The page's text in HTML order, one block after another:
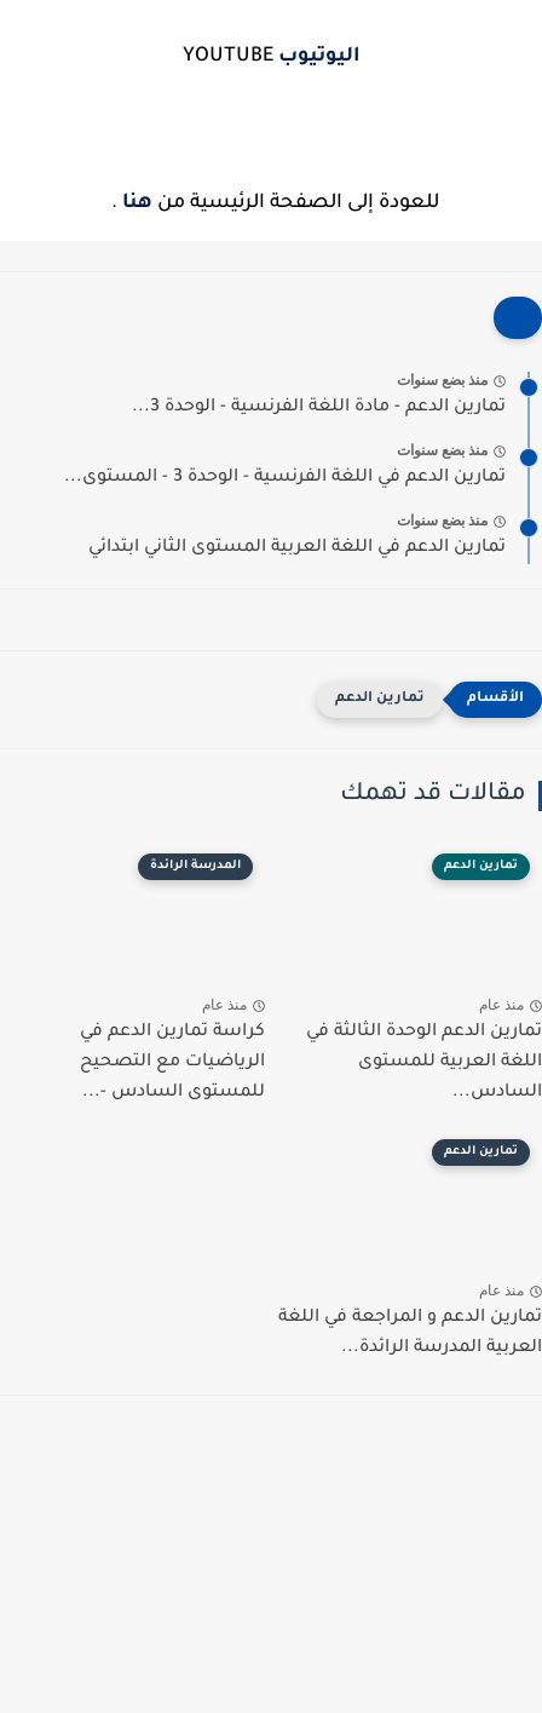
اليوتيوبYOUTUBE
للعودة إلى الصفحة الرئيسية من هنا.
منذ بضع سنوات
تمارين الدعم - مادة اللغة الفرنسية - الوحدة 3...
منذ بضع سنوات
تمارين الدعم في اللغة الفرنسية - الوحدة 3 - المستوى...
منذ بضع سنوات
تمارين الدعم في اللغة العربية المستوى الثاني ابتدائي
تمارين الدعم
مقالات قد تهمك
تمارين الدعم
منذ عام
الدعم الوحدة الثالثة في
العربية للمستوى
المدرسة الرائدة
منذ عام
كراسة تمارين الدعم في
الرياضيات مع التصحيح
للمستوى السادس -...
تمارين الدعم
منذ عام
الدعم و المراجعة في اللغة
المدرسة الرائدة...